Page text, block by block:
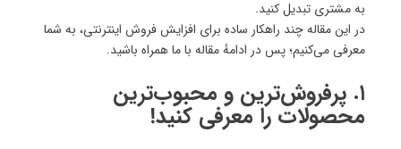
به مشتری تبدیل کنید.
در این مقاله چند راهکار ساده برای افزایش فروش اینترنتی، به شما
معرفی می‌کنیم؛ پس در ادامهٔ مقاله با ما همراه باشید.
۱. پرفروش‌ترین و محبوب‌ترین
محصولات را معرفی کنید!